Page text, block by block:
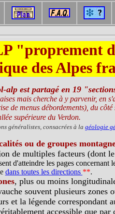
"proprement
des Alpes
est partagé en 19
mais cherche à y parvenir, en
menus débordements), du
supérieure du Verdon.
généralistes, consacrées à la géologie
ou de groupes
de multiples facteurs (dont
d'atteindre les pages
dans toutes les directions **.
, plus ou moins
souvent plusieurs
et la légende correspondant
accessible que par